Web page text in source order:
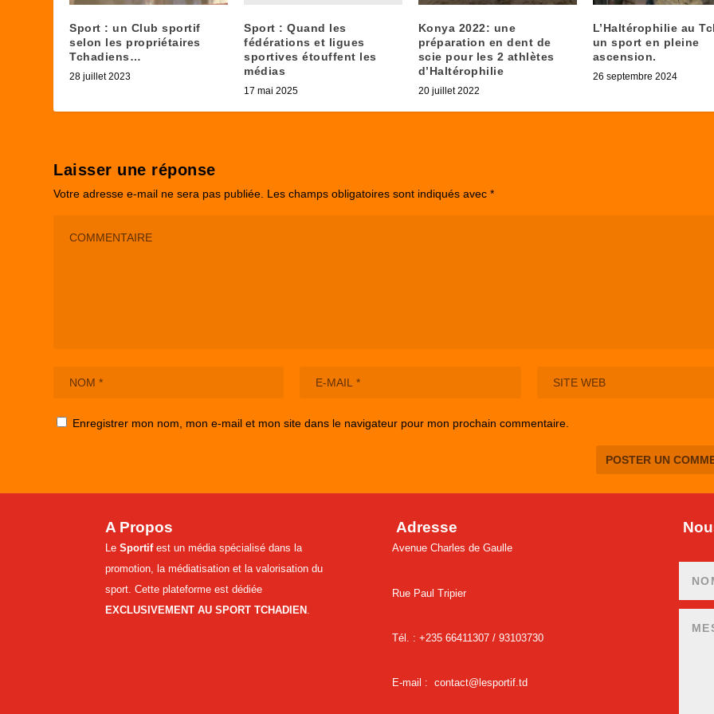
Sport : un Club sportif
selon les propriétaires
Tchadiens…
28 juillet 2023
Sport : Quand les
fédérations et ligues
sportives étouffent les
médias
17 mai 2025
Konya 2022: une
préparation en dent de
scie pour les 2 athlètes
d’Haltérophilie
20 juillet 2022
L’Haltérophilie au
un sport en pleine
ascension.
26 septembre 2024
Laisser une réponse
Votre adresse e-mail ne sera pas publiée. Les champs obligatoires sont indiqués avec*
Enregistrer mon nom, mon e-mail et mon site dans le navigateur pour mon prochain commentaire.
A Propos
Le Sportifest un média spécialisé dans la
promotion, la médiatisation et la valorisation du
sport. Cette plateforme est dédiée
EXCLUSIVEMENT AU SPORT TCHADIEN .
Adresse
Avenue Charles de Gaulle
Rue Paul Tripier
Tél. : +235 66411307 / 93103730
E-mail : contact@lesportif.td